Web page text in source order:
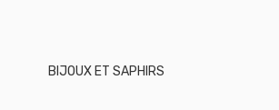
BIJOUX ET SAPHIRS